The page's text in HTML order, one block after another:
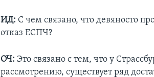
ИД: С чем связано, что девяносто
отказ ЕСПЧ?
ОЧ: Это связано с тем, что у
рассмотрению, существует ряд